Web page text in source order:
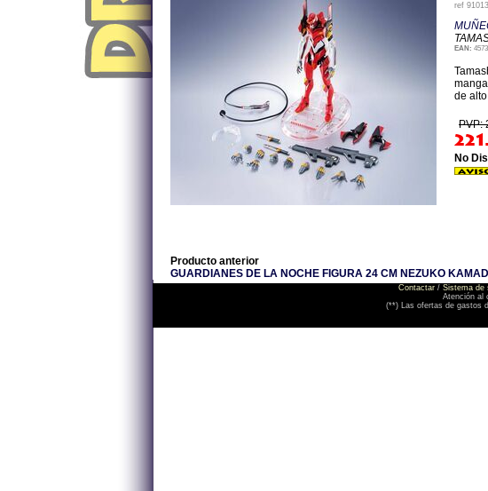
ref
EAN:
de
PVP:
No
Producto anterior
GUARDIANES DE LA NOCHE FIGURA 24 CM NEZUKO
Contactar / Sistema de
Atención al
(**) Las ofertas de gastos